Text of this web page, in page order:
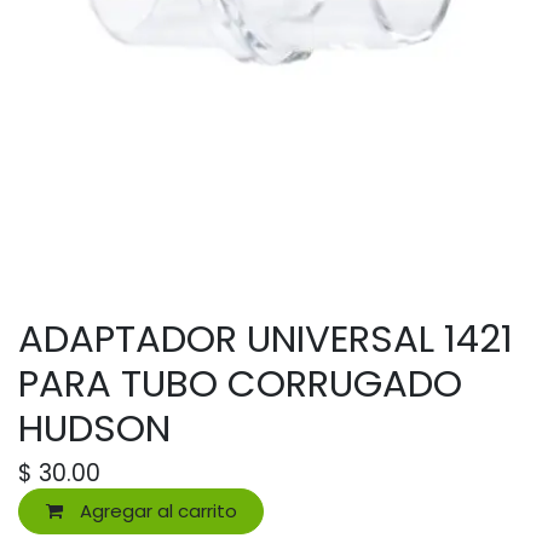
ADAPTADOR UNIVERSAL 1421
PARA TUBO CORRUGADO
HUDSON
$ 30.00
Agregar al carrito